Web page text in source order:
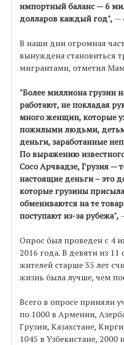
импортный баланс — 6
долларов каждый год", —
В наши дни огромная
вынуждена становиться
мигрантами, отметил
"Более миллиона грузин
работают, не покладая
много женщин, которые
пожилыми людьми,
деньги, заработанные
По выражению
Сосо Арчвадзе, Грузия —
настоящие деньги – это
которые грузины
обмениваются на те
поступают из-за рубежа",
Опрос был проведен с 4
2016 года. В девяти из
жителей старше 35 лет
жизнь была лучше, чем
Всего в опросе приняли
по 1000 в Армении,
Грузии, Казахстане,
1045 в Узбекистане, 2000